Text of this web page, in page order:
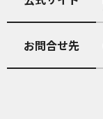
お問合せ先